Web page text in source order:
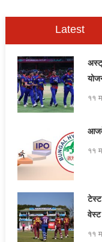
Latest
११
११
वेस्ट
११